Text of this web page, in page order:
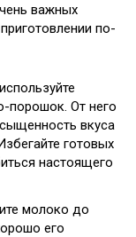
важных
по-
порошок. От него
вкуса
готовых
настоящего
молоко до
его